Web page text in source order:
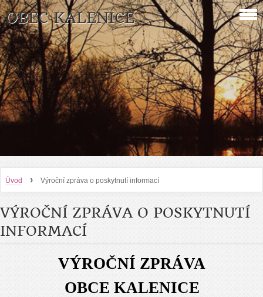
OBEC KALENICE
Úvod › Výroční zpráva o poskytnutí informací
VÝROČNÍ ZPRÁVA O POSKYTNUTÍ
INFORMACÍ
VÝROČNÍ ZPRÁVA
OBCE KALENICE